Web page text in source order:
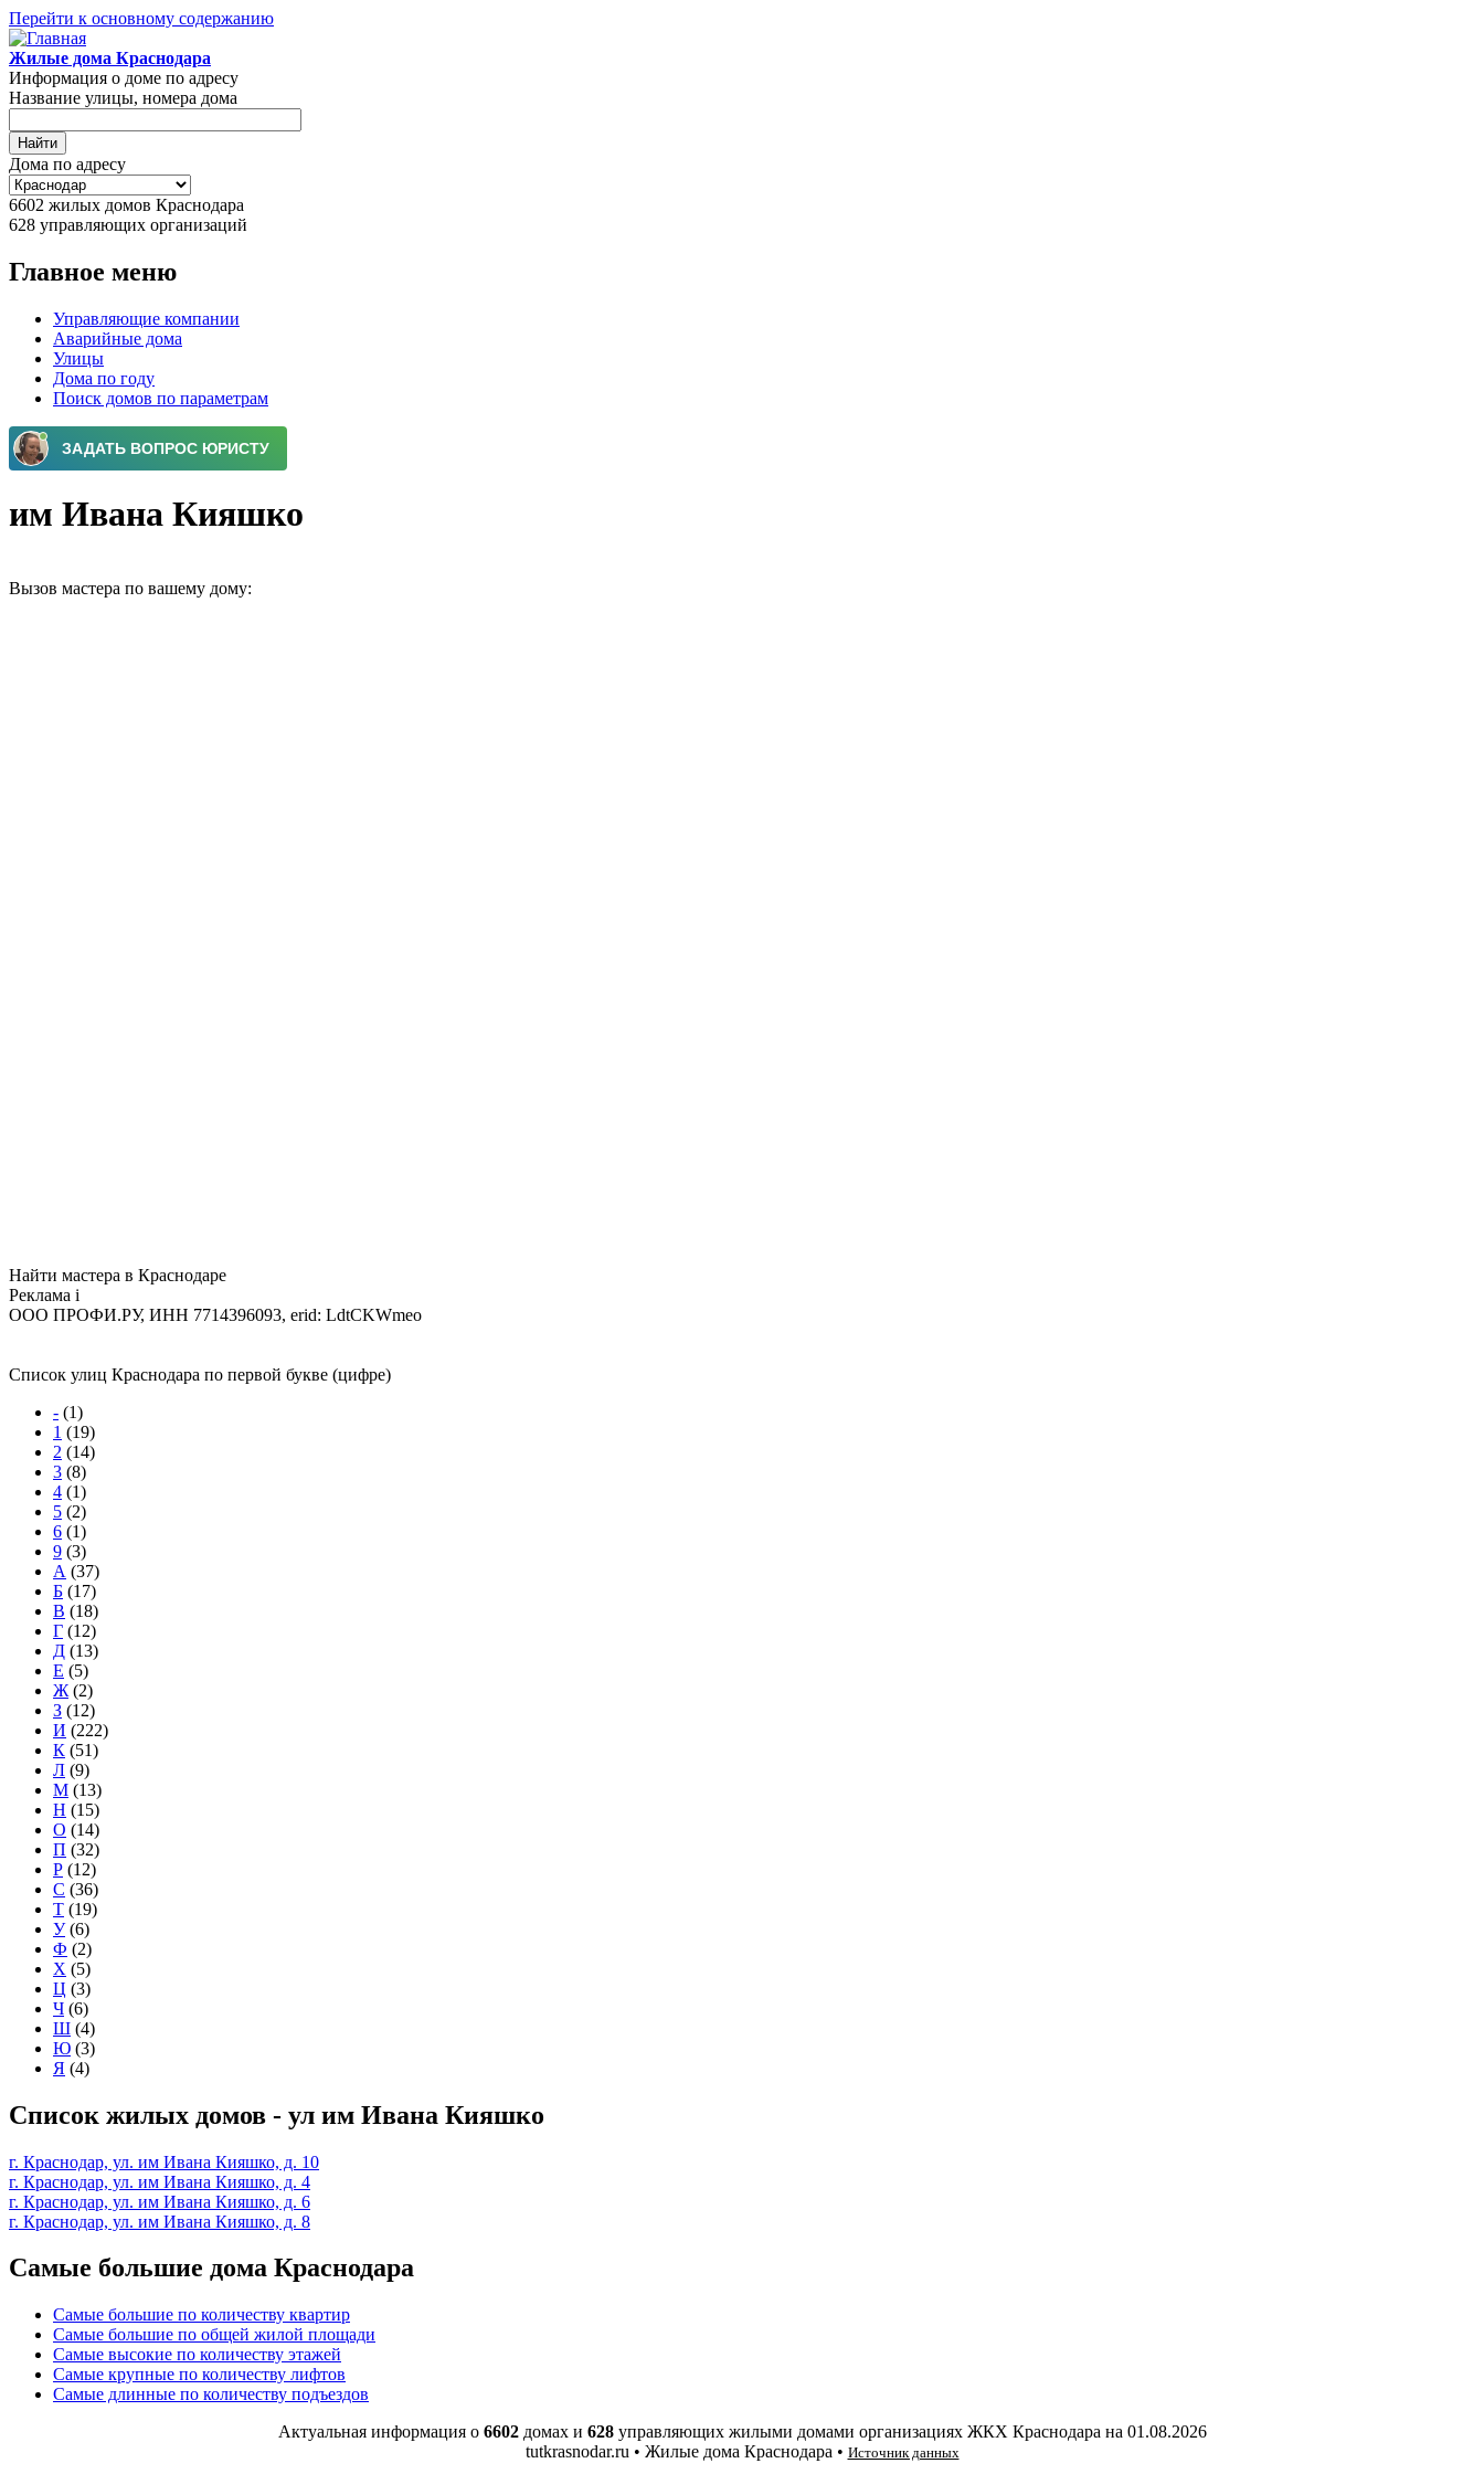
Перейти к основному содержанию
Жилые дома Краснодара
Информация о доме по адресу
Название улицы, номера дома
Дома по адресу
6602 жилых домов Краснодара
628 управляющих организаций
Главное меню
Управляющие компании
Аварийные дома
Улицы
Дома по году
Поиск домов по параметрам
им Ивана Кияшко
Вызов мастера по вашему дому:
Найти мастера в Краснодаре
Реклама i
ООО ПРОФИ.РУ, ИНН 7714396093, erid: LdtCKWmeo
Список улиц Краснодара по первой букве (цифре)
- (1)
1 (19)
2 (14)
3 (8)
4 (1)
5 (2)
6 (1)
9 (3)
А (37)
Б (17)
В (18)
Г (12)
Д (13)
Е (5)
Ж (2)
З (12)
И (222)
К (51)
Л (9)
М (13)
Н (15)
О (14)
П (32)
Р (12)
С (36)
Т (19)
У(6)
Ф (2)
Х (5)
Ц (3)
Ч (6)
Ш (4)
Ю (3)
Я (4)
Список жилых домов - ул им Ивана Кияшко
г. Краснодар, ул. им Ивана Кияшко, д. 10
г. Краснодар, ул. им Ивана Кияшко, д. 4
г. Краснодар, ул. им Ивана Кияшко, д. 6
г. Краснодар, ул. им Ивана Кияшко, д. 8
Самые большие дома Краснодара
Самые большие по количеству квартир
Самые большие по общей жилой площади
Самые высокие по количеству этажей
Самые крупные по количеству лифтов
Самые длинные по количеству подъездов
Актуальная информация о 6602 домах и 628 управляющих жилыми домами организациях ЖКХ Краснодара на 01.08.2026
tutkrasnodar.ru • Жилые дома Краснодара • Источник данных